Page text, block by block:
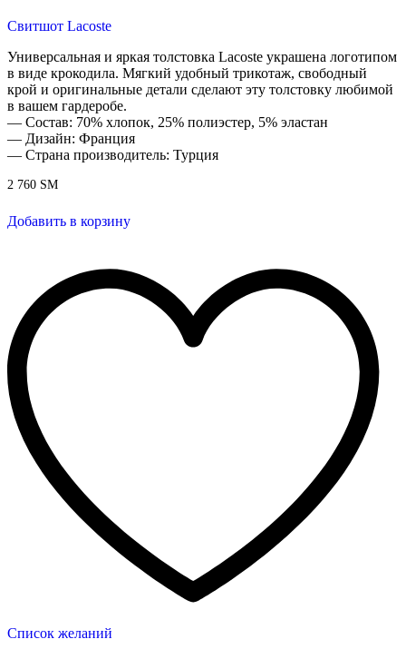
Свитшот Lacoste
Универсальная и яркая толстовка Lacoste украшена логотипом
в виде крокодила. Мягкий удобный трикотаж, свободный
крой и оригинальные детали сделают эту толстовку любимой
в вашем гардеробе.
— Состав: 70% хлопок, 25% полиэстер, 5% эластан
— Дизайн: Франция
— Страна производитель: Турция
2 760 ЅМ
Добавить в корзину
Список желаний